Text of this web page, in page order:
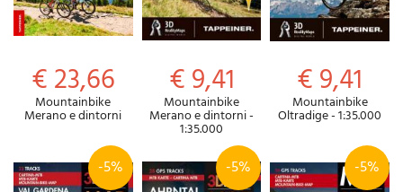
€ 23,66
Mountainbike
Merano e dintorni
€ 9,41
Mountainbike
Merano e dintorni -
1:35.000
€ 9,41
Mountainbike
Oltradige - 1:35.000
-5% -5% -5%